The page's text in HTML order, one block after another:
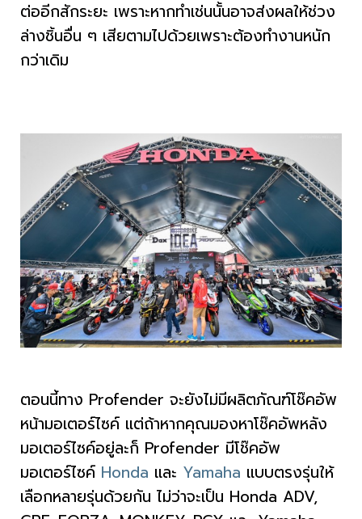
ต่ออีกสักระยะ เพราะหากทำเช่นนั้นอาจส่งผลให้ช่วง
ล่างชิ้นอื่น ๆ เสียตามไปด้วยเพราะต้องทำงานหนัก
กว่าเดิม
ตอนนี้ทาง Profender จะยังไม่มีผลิตภัณฑ์โช๊คอัพ
หน้ามอเตอร์ไซค์ แต่ถ้าหากคุณมองหาโช๊คอัพหลัง
มอเตอร์ไซค์อยู่ละก็ Profender มีโช๊คอัพ
มอเตอร์ไซค์ Honda และ Yamaha แบบตรงรุ่นให้
เลือกหลายรุ่นด้วยกัน ไม่ว่าจะเป็น Honda ADV,